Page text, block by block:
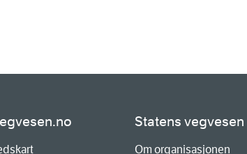
Statens vegvesen
Om organisasjonen